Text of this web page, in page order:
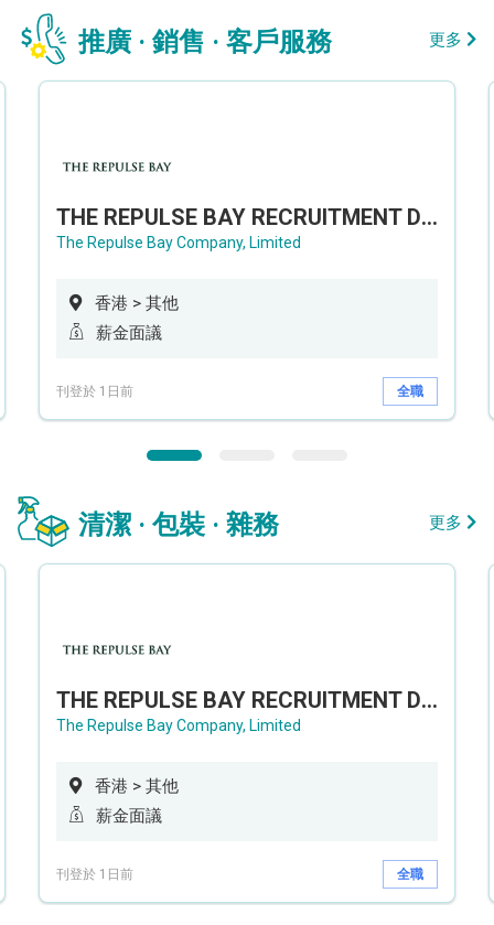
推廣 · 銷售 · 客戶服務 更多
THE REPULSE BAY RECRUITMENT DAY 淺水灣影灣園人才招聘會
The Repulse Bay Company, Limited
香港 > 其他
薪金面議
刊登於 1日前 全職
清潔 · 包裝 · 雜務 更多
THE REPULSE BAY RECRUITMENT DAY 淺水灣影灣園人才招聘會
The Repulse Bay Company, Limited
香港 > 其他
薪金面議
刊登於 1日前 全職